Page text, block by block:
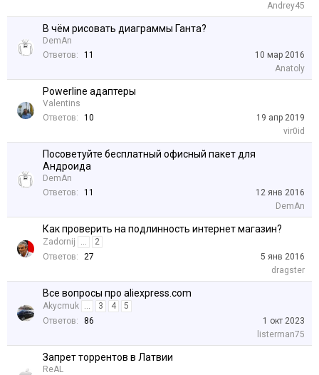
Andrey45
В чём рисовать диаграммы Ганта?
DemAn
Ответов:
11
10 мар 2016
Anatoly
Powerline адаптеры
Valentins
Ответов:
10
19 апр 2019
vir0id
Посоветуйте бесплатный офисный пакет для
Андроида
DemAn
Ответов:
11
12 янв 2016
DemAn
Как проверить на подлинность интернет магазин?
Zadornij ...
2
Ответов:
27
5 янв 2016
dragster
Все вопросы про aliexpress.com
Akycmuk ... 3 4
5
Ответов:
86
1 окт 2023
listerman75
Запрет торрентов в Латвии
ReAL